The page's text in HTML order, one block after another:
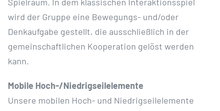
wird der Gruppe eine Bewegungs- und/oder
Denkaufgabe gestellt, die ausschließlich in der
gemeinschaftlichen Kooperation gelöst werden
kann.
Mobile Hoch-/Niedrigseilelemente
Unsere mobilen Hoch- und Niedrigseilelemente